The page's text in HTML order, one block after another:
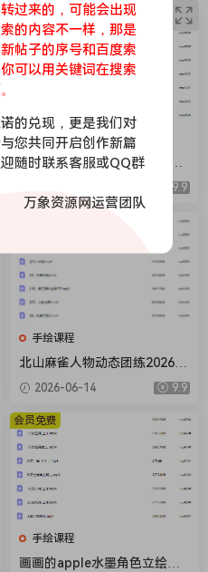
手绘课程
八岐大狗PROCREATE伪厚涂
风格进阶暑假特训营2025【画
质不错只有视频】
9.9
会员免费
手绘课程
北山麻雀人物动态团练2026年
1月结课【画质高清只有视
频】
2026-06-14 9.9
手绘课程
画画的apple水墨角色立绘第2
会员免费
过来的，可能会出现
的内容不一样，那是
帖子的序号和百度索
可以用关键词在搜索
的兑现，更是我们对
您共同开启创作新篇
随时联系客服或QQ群
万象资源网运营团队